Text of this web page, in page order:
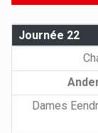
Journée 22
Dames